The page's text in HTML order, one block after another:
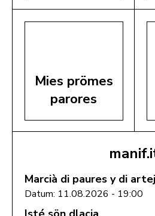
Mies prömes
parores
Marcià di paures y di
Datum: 11.08.2026 - 19:00